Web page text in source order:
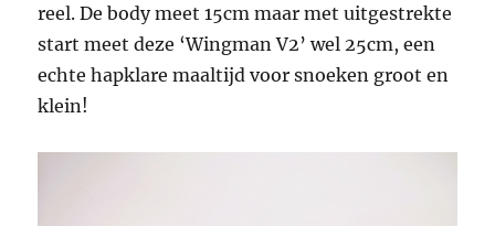
reel. De body meet 15cm maar met uitgestrekte
start meet deze ‘Wingman V2’ wel 25cm, een
echte hapklare maaltijd voor snoeken groot en
klein!